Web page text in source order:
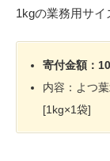
1kgの業務用サイ
寄付金額：
内容：よつ
[1kg×1袋]